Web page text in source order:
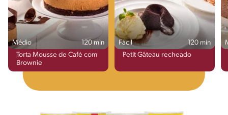
Médio
120 min
Torta Mousse de Café com
Brownie
Fácil
120 min
Petit Gâteau recheado